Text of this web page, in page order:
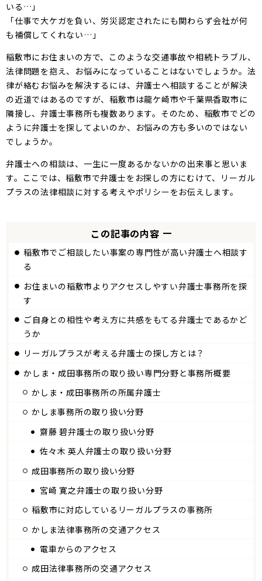
いる…」
「仕事で大ケガを負い、労災認定されたにも関わらず会社が何
も補償してくれない…」
稲敷市にお住まいの方で、このような交通事故や相続トラブル、
法律問題を抱え、お悩みになっていることはないでしょうか。法
律が絡むお悩みを解決するには、弁護士へ相談することが解決
の近道ではあるのですが、稲敷市は龍ケ崎市や千葉県香取市に
隣接し、弁護士事務所も複数あります。そのため、稲敷市でどの
ように弁護士を探してよいのか、お悩みの方も多いのではない
でしょうか。
弁護士への相談は、一生に一度あるかないかの出来事と思いま
す。ここでは、稲敷市で弁護士をお探しの方にむけて、リーガル
プラスの法律相談に対する考えやポリシーをお伝えします。
この記事の内容
稲敷市でご相談したい事案の専門性が高い弁護士へ相談す
る
お住まいの稲敷市よりアクセスしやすい弁護士事務所を探
す
ご自身との相性や考え方に共感をもてる弁護士であるかど
うか
リーガルプラスが考える弁護士の探し方とは？
かしま
成田事務所の取り扱い専門分野と事務所概要
かしま
成田事務所の所属弁護士
かしま事務所の取り扱い分野
齋藤 碧弁護士の取り扱い分野
佐々木 英人弁護士の取り扱い分野
成田事務所の取り扱い分野
宮崎 寛之弁護士の取り扱い分野
稲敷市に対応しているリーガルプラスの事務所
かしま法律事務所の交通アクセス
電車からのアクセス
成田法律事務所の交通アクセス